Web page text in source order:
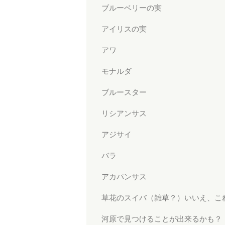
ブルーベリーの実
アイリスの実
アワ
モナルダ
ブルースター
リシアンサス
アジサイ
バラ
アカパンサス
草花のスイバ（雑草？）いいえ、こ
河原で見つけることが出来るかも？